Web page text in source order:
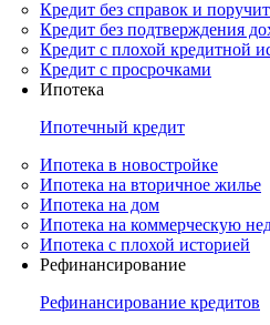
Кредит без справок и
Кредит без подтверждения
Кредит с плохой кредитной
Кредит с просрочками
Ипотека
Ипотечный кредит
Ипотека в новостройке
Ипотека на вторичное жилье
Ипотека на дом
Ипотека на коммерческую
Ипотека с плохой историей
Рефинансирование
Рефинансирование кредитов